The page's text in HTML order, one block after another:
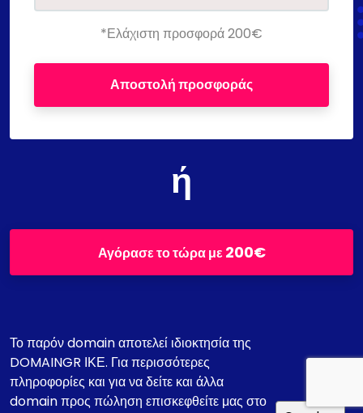
*Ελάχιστη προσφορά 200€
Αποστολή προσφοράς
ή
Αγόρασε το τώρα με200€
Το παρόν domain αποτελεί ιδιοκτησία της
DOMAINGR ΙΚΕ. Για περισσότερες
πληροφορίες και για να δείτε και άλλα
domain προς πώληση επισκεφθείτε μας στο